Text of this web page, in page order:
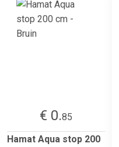
€ 0.85
Hamat Aqua stop 200